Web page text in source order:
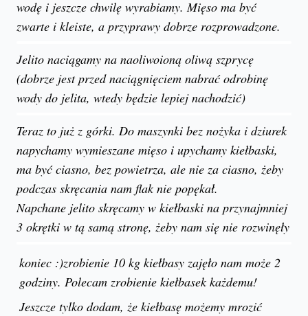
wodę i jeszcze chwilę wyrabiamy. Mięso ma być
zwarte i kleiste, a przyprawy dobrze rozprowadzone.
Jelito naciągamy na naoliwoioną oliwą szprycę
(dobrze jest przed naciągnięciem nabrać odrobinę
wody do jelita, wtedy będzie lepiej nachodzić)
Teraz to już z górki. Do maszynki bez nożyka i dziurek
napychamy wymieszane mięso i upychamy kiełbaski,
ma być ciasno, bez powietrza, ale nie za ciasno, żeby
podczas skręcania nam flak nie popękał.
Napchane jelito skręcamy w kiełbaski na przynajmniej
3 okrętki w tą samą stronę, żeby nam się nie rozwinęły
koniec :)zrobienie 10 kg kiełbasy zajęło nam może 2
godziny. Polecam zrobienie kiełbasek każdemu!
Jeszcze tylko dodam, że kiełbasę możemy mrozić